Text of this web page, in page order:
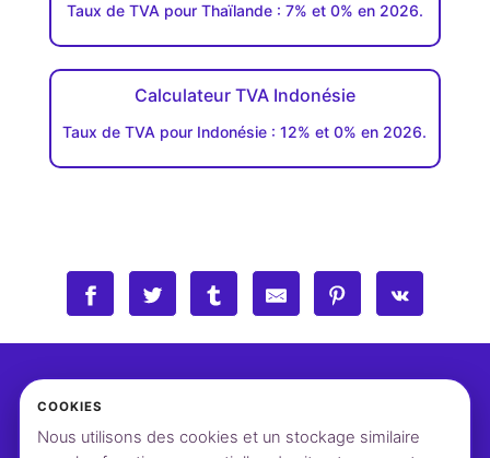
Taux de TVA pour Thaïlande : 7% et 0% en 2026.
Calculateur TVA Indonésie
Taux de TVA pour Indonésie : 12% et 0% en 2026.
©2026 vatcalcul.com Contact
Paramètres cookies
COOKIES
Nous utilisons des cookies et un stockage similaire